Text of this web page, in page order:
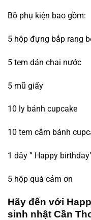
Bộ phụ kiện bao gồm:
5 hộp đựng bắp rang
5 tem dán chai nước
5 mũ giấy
10 ly bánh cupcake
10 tem cắm bánh
1 dây ” Happy
5 hộp quà cảm ơn
Hãy đến với
sinh nhật Cần